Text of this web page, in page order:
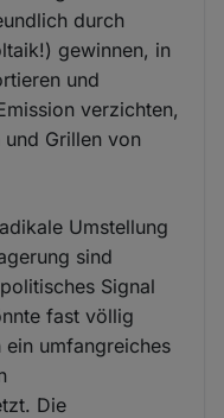
durch
gewinnen, in
und
verzichten,
Grillen von
Umstellung
sind
Signal
fast völlig
umfangreiches
Die